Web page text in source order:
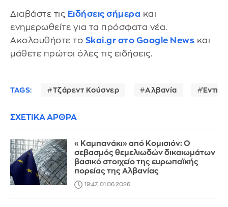
Διαβάστε τις Ειδήσεις σήμερα και
ενημερωθείτε για τα πρόσφατα νέα.
Ακολουθήστε το Skai.gr στο Google News και
μάθετε πρώτοι όλες τις ειδήσεις.
TAGS: Τζάρεντ Κούσνερ Αλβανία Έντι
ΣΧΕΤΙΚΑ ΑΡΘΡΑ
«Καμπανάκι» από Κομισιόν: Ο
σεβασμός θεμελιωδών δικαιωμάτων
βασικό στοιχείο της ευρωπαϊκής
πορείας της Αλβανίας
19:47, 01.06.2026